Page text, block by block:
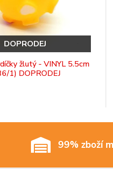
DOPRODEJ
žlutý - VINYL 5.5cm
1) DOPRODEJ
99% zboží